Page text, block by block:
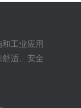
工业应用
适、安全